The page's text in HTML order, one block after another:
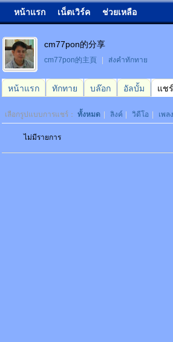
หน้าแรก เน็ตเวิร์ค ช่วยเหลือ
cm77pon的分享
cm77pon的主頁 ส่งคำทักทาย
หน้าแรก ทักทาย บล๊อก อัลบั้ม แชร์
เลือกรูปแบบการแชร์： ทั้งหมด ลิงค์ วิดีโอ เพลง
ไม่มีรายการ